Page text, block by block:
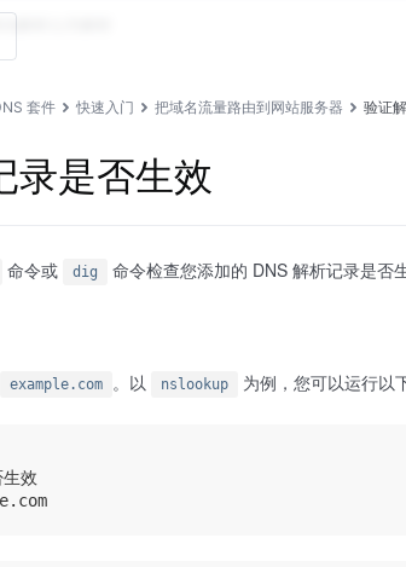
套件 快速入门 把域名流量路由到网站服务器 验证
录是否生效
命令或 dig 命令检查您添加的 DNS 解析记录是否生
example.com 。以 nslookup 为例，您可以运行以
效